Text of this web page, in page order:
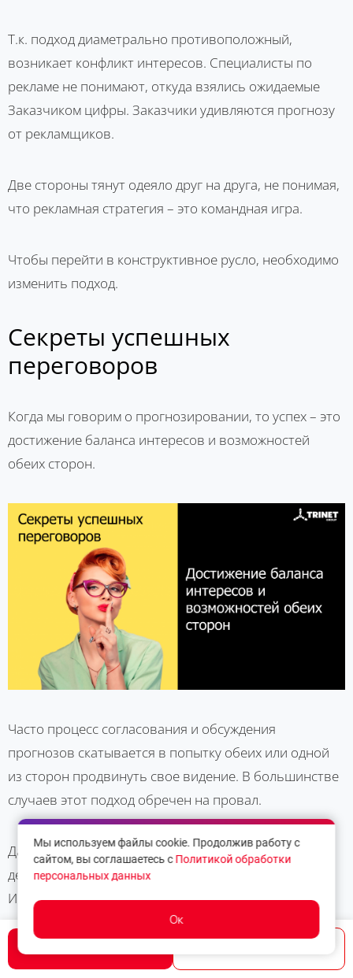
Т.к. подход диаметрально противоположный,
возникает конфликт интересов. Специалисты по
рекламе не понимают, откуда взялись ожидаемые
Заказчиком цифры. Заказчики удивляются прогнозу
от рекламщиков.
Две стороны тянут одеяло друг на друга, не понимая,
что рекламная стратегия – это командная игра.
Чтобы перейти в конструктивное русло, необходимо
изменить подход.
Секреты успешных
переговоров
Когда мы говорим о прогнозировании, то успех – это
достижение баланса интересов и возможностей
обеих сторон.
Часто процесс согласования и обсуждения
прогнозов скатывается в попытку обеих или одной
из сторон продвинуть свое видение. В большинстве
случаев этот подход обречен на провал.
Давайте рассмотрим основные примеры
деструктивных посылов со стороны Заказчиков и
Исполнителей, и варианты их конструктивной
Мы используем файлы cookie. Продолжив работу с
сайтом, вы соглашаетесь сПолитикой обработки
персональных данных
Ок